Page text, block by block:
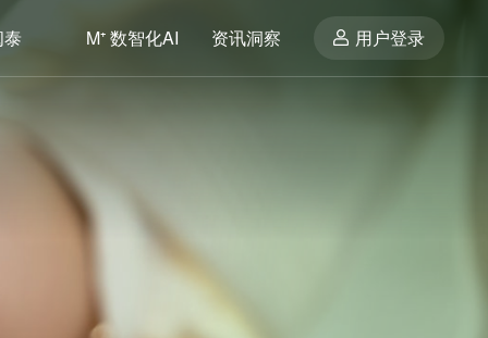
用户登录
M⁺ 数智化AI 资讯洞察